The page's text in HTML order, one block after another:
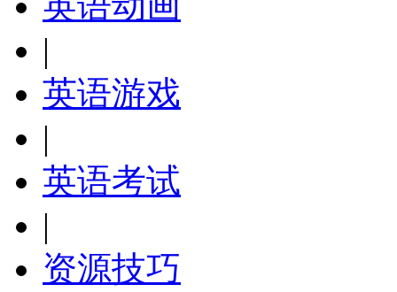
|
英语游戏
|
英语考试
|
资源技巧